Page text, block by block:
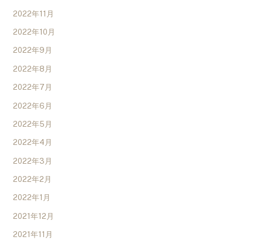
2022年11月
2022年10月
2022年9月
2022年8月
2022年7月
2022年6月
2022年5月
2022年4月
2022年3月
2022年2月
2022年1月
2021年12月
2021年11月